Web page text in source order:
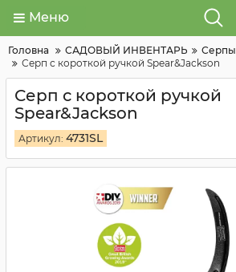
Меню
Головна САДОВЫЙ ИНВЕНТАРЬ
Серпы
Серп с короткой ручкой Spear&Jackson
Серп с короткой ручкой
Spear&Jackson
Артикул: 4731SL